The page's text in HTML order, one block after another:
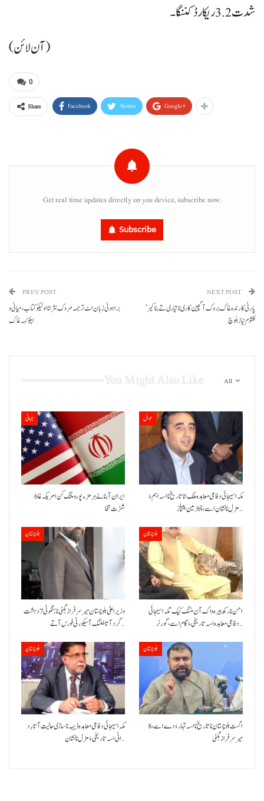
شدت 3.2 ریکارڈ کننگا۔
(آن لائن)
0
Share Facebook Twitter Google+
Get real time updates directly on you device, subscribe now.
Subscribe
PREV POST
براہوئی زبان اٹ ترجمہ مروک نثر انا اولیکو کتاب، میانی و
ایلو کِسہ غاک
NEXT POST
پارٹی کارندہ غاک بروک آ گچین کاری نا تیاری تے بنا کیر‘
کلثوم نیاز بلوچ
All
جہانی
ایران آبنائے ہرمز ءِ پورو ملنگ کن امریکہ غا 6
شڑت تخا
حوال
مکہ اسیجائی دفاعی معاہدہ ملک انا تاریخ نا اسہ اہم ءُ
مزل نا نشان اسے، چیئرمین پیپلز…
بلوچستان
وزیراعلیٰ بلوچستان میر سرفراز بگٹی نا ہنگو ٹی 7 دہشت
گرد آتا خلنگ آ سیکورٹی فورس آتے…
بلوچستان
امن نا رکھ بیرہ واک آن مننگ کیک‘ مکہ اسیجائی
دفاعی معاہدہ اسہ تاریخی ءُ گام اسے،گورنر…
بلوچستان
مکہ اسیجائی دفاعی معاہدہ ڈیہہ نا ساڑی حالیت آتا رِد
اٹی اسہ تاریخی ءُ مزل نا نشان…
بلوچستان
8 اگست بلوچستان نا تاریخ نا اسہ تہار ءُ دے اسے،
میرسرفراز بگٹی